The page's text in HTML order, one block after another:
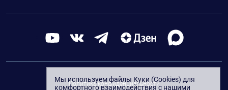
Политика конфиденциальности
Мы используем файлы Куки (Cookies) для
комфортного взаимодействия с нашими